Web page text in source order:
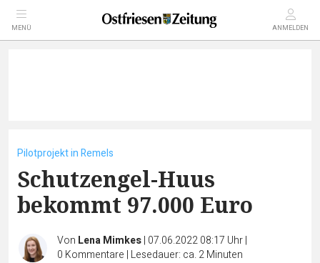
MENÜ ANMELDEN
Pilotprojekt in Remels
Schutzengel-Huus
bekommt 97.000 Euro
Von Lena Mimkes| 07.06.2022 08:17 Uhr|
0 Kommentare | Lesedauer: ca. 2 Minuten